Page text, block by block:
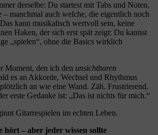
derselbe: Du startest mit Tabs und Noten,
– manchmal auch welche, die eigentlich noch
kann musikalisch wertvoll sein, keine
Haken, der sich erst spät zeigt: Du kannst
„spielen“, ohne die Basics wirklich
Moment, den ich den unsichtbaren
es an Akkorde, Wechsel und Rhythmus
an wie eine Wand. Zäh. Frustrierend.
erste Gedanke ist: „Das ist nichts für mich.“
Gitarrespielen im echten Leben.
hört – aber jeder wissen sollte